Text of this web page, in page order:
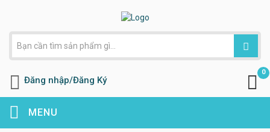
Đăng nhập/Đăng Ký
0
MENU